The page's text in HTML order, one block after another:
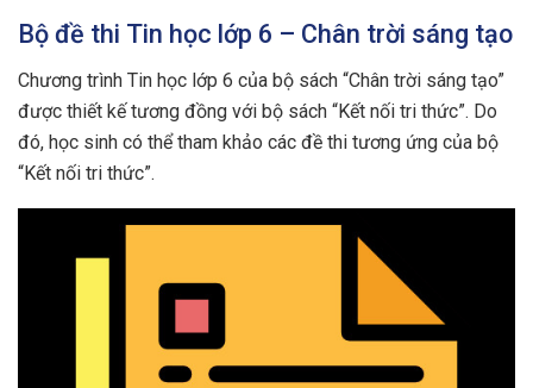
Bộ đề thi Tin học lớp 6 – Chân trời sáng tạo
Chương trình Tin học lớp 6 của bộ sách “Chân trời sáng tạo”
được thiết kế tương đồng với bộ sách “Kết nối tri thức”. Do
đó, học sinh có thể tham khảo các đề thi tương ứng của bộ
“Kết nối tri thức”.